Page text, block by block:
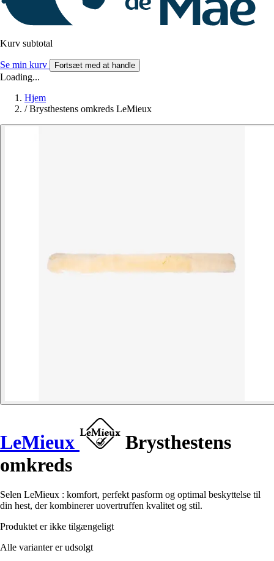
Kurv subtotal
Se min kurv Fortsæt med at handle
Loading...
Hjem
/ Brysthestens omkreds LeMieux
LeMieux
Brysthestens
omkreds
Selen LeMieux : komfort, perfekt pasform og optimal beskyttelse til
din hest, der kombinerer uovertruffen kvalitet og stil.
Produktet er ikke tilgængeligt
Alle varianter er udsolgt